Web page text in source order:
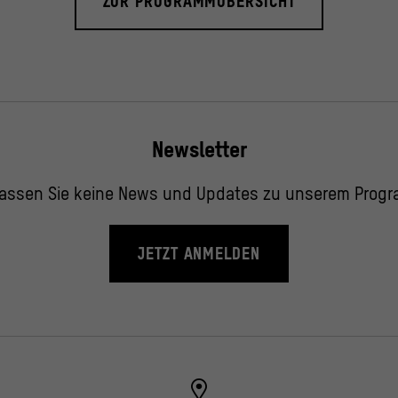
Newsletter
Sie keine News und Updates zu unserem
JETZT ANMELDEN